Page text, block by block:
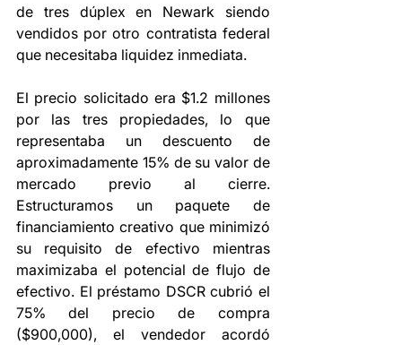
de tres dúplex en Newark siendo
vendidos por otro contratista federal
que necesitaba liquidez inmediata.
El precio solicitado era $1.2 millones
por las tres propiedades, lo que
representaba un descuento de
aproximadamente 15% de su valor de
mercado previo al cierre.
Estructuramos un paquete de
financiamiento creativo que minimizó
su requisito de efectivo mientras
maximizaba el potencial de flujo de
efectivo. El préstamo DSCR cubrió el
75% del precio de compra
($900,000), el vendedor acordó